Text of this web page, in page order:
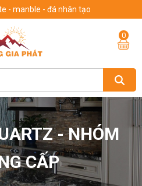
- manble - đá nhân tạo
0
- NHÓM
CẤP